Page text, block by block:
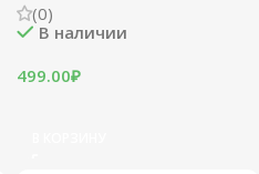
(0)
В наличии
499.00₽